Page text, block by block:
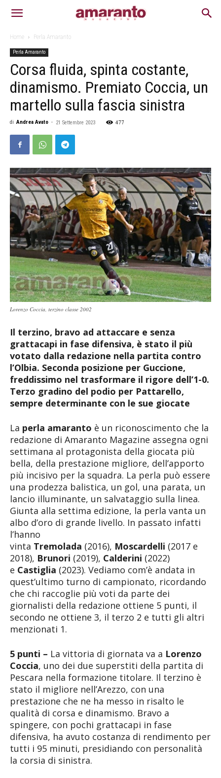
Home Perla Amaranto
Perla Amaranto
Corsa fluida, spinta costante,
dinamismo. Premiato Coccia, un
martello sulla fascia sinistra
di Andrea Avato - 21 Settembre 2023 477
Lorenzo Coccia, terzino classe 2002
Il terzino, bravo ad attaccare e senza
grattacapi in fase difensiva, è stato il più
votato dalla redazione nella partita contro
l’Olbia. Seconda posizione per Guccione,
freddissimo nel trasformare il rigore dell’1-0.
Terzo gradino del podio per Pattarello,
sempre determinante con le sue giocate
La perla amaranto è un riconoscimento che la
redazione di Amaranto Magazine assegna ogni
settimana al protagonista della giocata più
bella, della prestazione migliore, dell’apporto
più incisivo per la squadra. La perla può essere
una prodezza balistica, un gol, una parata, un
lancio illuminante, un salvataggio sulla linea.
Giunta alla settima edizione, la perla vanta un
albo d’oro di grande livello. In passato infatti
l’hanno
vinta Tremolada (2016), Moscardelli (2017 e
2018), Brunori (2019), Calderini (2022)
e Castiglia (2023). Vediamo com’è andata in
quest’ultimo turno di campionato, ricordando
che chi raccoglie più voti da parte dei
giornalisti della redazione ottiene 5 punti, il
secondo ne ottiene 3, il terzo 2 e tutti gli altri
menzionati 1.
5 punti – La vittoria di giornata va a Lorenzo
Coccia, uno dei due superstiti della partita di
Pescara nella formazione titolare. Il terzino è
stato il migliore nell’Arezzo, con una
prestazione che ne ha messo in risalto le
qualità di corsa e dinamismo. Bravo a
spingere, con pochi grattacapi in fase
difensiva, ha avuto costanza di rendimento per
tutti i 95 minuti, presidiando con personalità
la corsia di sinistra.